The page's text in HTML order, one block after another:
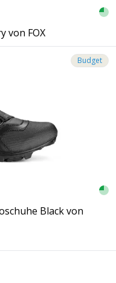
von FOX
Budget
Black von